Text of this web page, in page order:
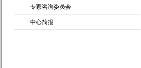
专家咨询委员会
中心简报